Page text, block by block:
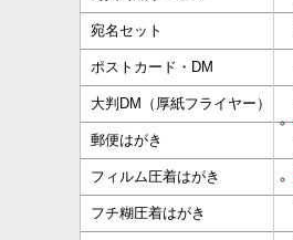
宛名セット
ポストカード・DM
大判DM（厚紙フライヤー）
郵便はがき
フィルム圧着はがき
フチ糊圧着はがき